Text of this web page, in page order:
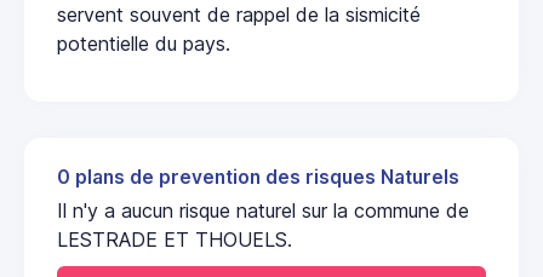
servent souvent de rappel de la sismicité
potentielle du pays.
0 plans de prevention des risques Naturels
Il n'y a aucun risque naturel sur la commune de
LESTRADE ET THOUELS.